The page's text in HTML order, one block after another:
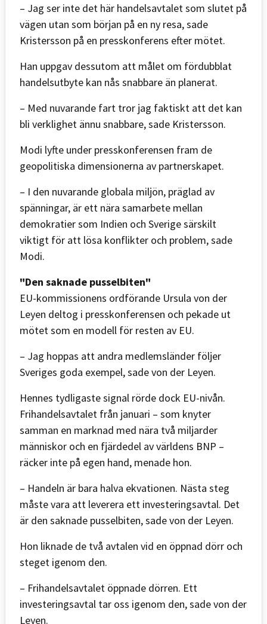
– Jag ser inte det här handelsavtalet som slutet på
vägen utan som början på en ny resa, sade
Kristersson på en presskonferens efter mötet.
Han uppgav dessutom att målet om fördubblat
handelsutbyte kan nås snabbare än planerat.
– Med nuvarande fart tror jag faktiskt att det kan
bli verklighet ännu snabbare, sade Kristersson.
Modi lyfte under presskonferensen fram de
geopolitiska dimensionerna av partnerskapet.
– I den nuvarande globala miljön, präglad av
spänningar, är ett nära samarbete mellan
demokratier som Indien och Sverige särskilt
viktigt för att lösa konflikter och problem, sade
Modi.
"Den saknade pusselbiten"
EU-kommissionens ordförande Ursula von der
Leyen deltog i presskonferensen och pekade ut
mötet som en modell för resten av EU.
– Jag hoppas att andra medlemsländer följer
Sveriges goda exempel, sade von der Leyen.
Hennes tydligaste signal rörde dock EU-nivån.
Frihandelsavtalet från januari – som knyter
samman en marknad med nära två miljarder
människor och en fjärdedel av världens BNP –
räcker inte på egen hand, menade hon.
– Handeln är bara halva ekvationen. Nästa steg
måste vara att leverera ett investeringsavtal. Det
är den saknade pusselbiten, sade von der Leyen.
Hon liknade de två avtalen vid en öppnad dörr och
steget igenom den.
– Frihandelsavtalet öppnade dörren. Ett
investeringsavtal tar oss igenom den, sade von der
Leyen.